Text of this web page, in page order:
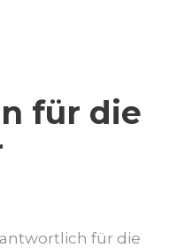
für die
für die